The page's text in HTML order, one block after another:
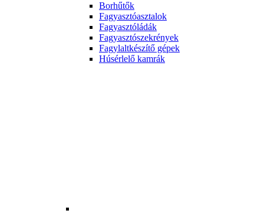
Borhűtők
Fagyasztóasztalok
Fagyasztóládák
Fagyasztószekrények
Fagylaltkészítő gépek
Húsérlelő kamrák